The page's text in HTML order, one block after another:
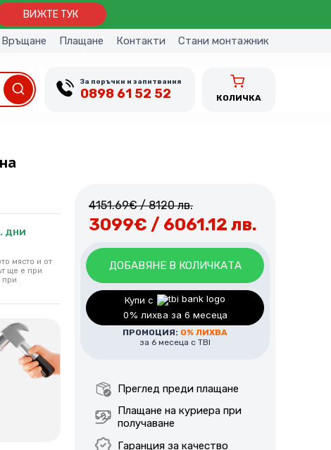
ВИЖТЕ ТУК
Връщане Плащане Контакти Стани монтажник
За поръчки и запитвания
0898 61 52 52 КОЛИЧКА
ДНИ
място и от
ще е при
при
4151.69€/ 8120 лв.
3099€ / 6061.12 лв.
Добавете професионален
монтаж.
Цена за монтаж в района на гр.
За уточняване на цена за монтаж
свържете с наш консултант по
телефон или е-мейл.
ДОБАВЯНЕ В КОЛИЧКАТА
Купи с
0% лихва за 6 месеца
ПРОМОЦИЯ: 0% ЛИХВА
за 6 месеца с TBI
Преглед преди плащане
Плащане на куриера при
получаване
Гаранция за качество